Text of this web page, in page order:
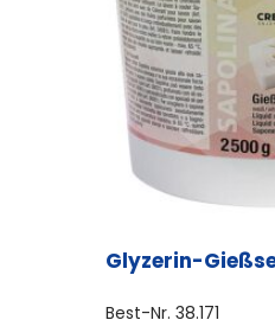
Glyzerin-
Best-Nr. 38.171